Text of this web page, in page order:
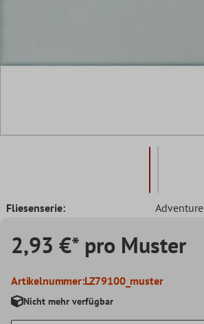
Fliesenserie: Adventure
2,93 €* pro Muster
Artikelnummer:LZ79100_muster
Nicht mehr verfügbar